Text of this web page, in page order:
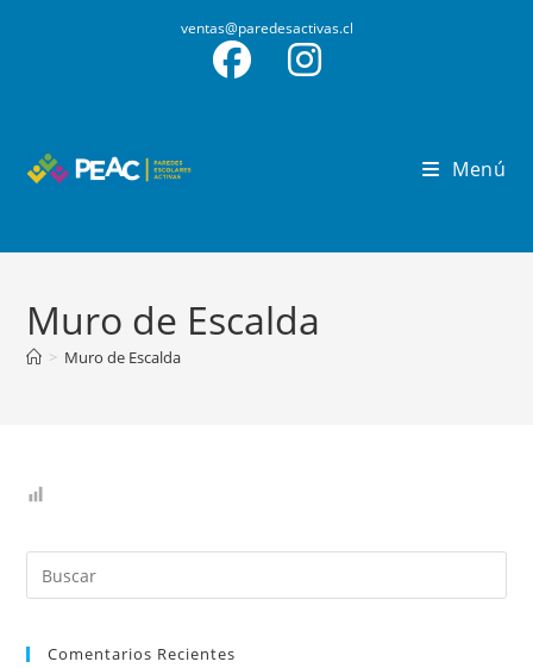
ventas@paredesactivas.cl
Menú
Muro de Escalda
> Muro de Escalda
Comentarios Recientes